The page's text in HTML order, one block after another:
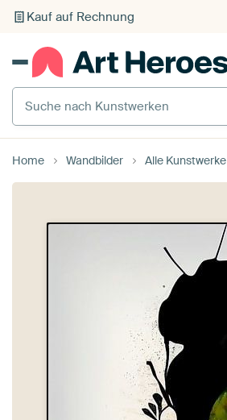
Individueller Druck auf Bestellung
Suche nach Kunstwerken
Home Wandbilder Alle Kunstwerke